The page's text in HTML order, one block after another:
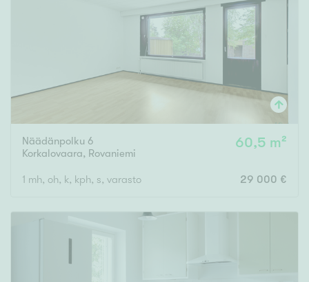
Näädänpolku 6
Korkalovaara, Rovaniemi
60,5 m²
1 mh, oh, k, kph, s, varasto 29 000 €